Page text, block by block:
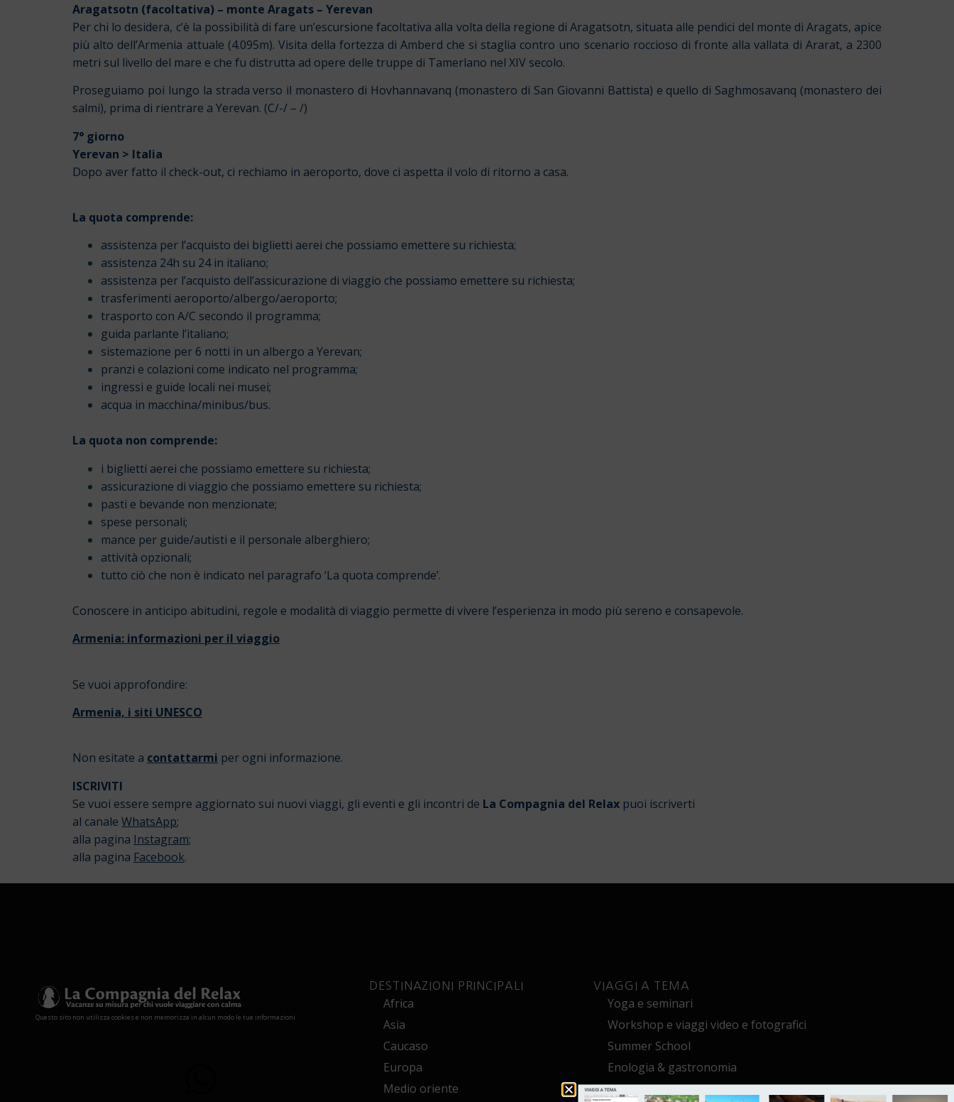
Aragatsotn (facoltativa) – monte Aragats – Yerevan
Per chi lo desidera, c’è la possibilità di fare un’escursione facoltativa alla volta della regione di Aragatsotn, situata alle pendici del monte di Aragats, apice
più alto dell’Armenia attuale (4.095m). Visita della fortezza di Amberd che si staglia contro uno scenario roccioso di fronte alla vallata di Ararat, a 2300
metri sul livello del mare e che fu distrutta ad opere delle truppe di Tamerlano nel XIV secolo.
Proseguiamo poi lungo la strada verso il monastero di Hovhannavanq (monastero di San Giovanni Battista) e quello di Saghmosavanq (monastero dei
salmi), prima di rientrare a Yerevan. (C/-/ – /)
7° giorno
Yerevan > Italia
Dopo aver fatto il check-out, ci rechiamo in aeroporto, dove ci aspetta il volo di ritorno a casa.
La quota comprende:
assistenza per l’acquisto dei biglietti aerei che possiamo emettere su richiesta;
assistenza 24h su 24 in italiano;
assistenza per l’acquisto dell’assicurazione di viaggio che possiamo emettere su richiesta;
trasferimenti aeroporto/albergo/aeroporto;
trasporto con A/C secondo il programma;
guida parlante l’italiano;
sistemazione per 6 notti in un albergo a Yerevan;
pranzi e colazioni come indicato nel programma;
ingressi e guide locali nei musei;
acqua in macchina/minibus/bus.
La quota non comprende:
i biglietti aerei che possiamo emettere su richiesta;
assicurazione di viaggio che possiamo emettere su richiesta;
pasti e bevande non menzionate;
spese personali;
mance per guide/autisti e il personale alberghiero;
attività opzionali;
tutto ciò che non è indicato nel paragrafo ‘La quota comprende’.
Conoscere in anticipo abitudini, regole e modalità di viaggio permette di vivere l’esperienza in modo più sereno e consapevole.
Armenia: informazioni per il viaggio
Se vuoi approfondire:
Armenia, i siti UNESCO
Non esitate a contattarmi per ogni informazione.
ISCRIVITI
Se vuoi essere sempre aggiornato sui nuovi viaggi, gli eventi e gli incontri de La Compagnia del Relax puoi iscriverti
al canale WhatsApp;
alla pagina Instagram;
alla pagina Facebook.
Questo sito non utilizza cookies e non memorizza in alcun modo le tue informazioni
DESTINAZIONI PRINCIPALI
Africa
Asia
Caucaso
Europa
Medio oriente
VIAGGI A TEMA
Yoga e seminari
Workshop e viaggi video e fotografici
Summer School
Enologia & gastronomia
Crociere in caicco